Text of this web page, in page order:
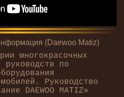
(Daewoo Matiz)
многокрасочных
руководств по
Руководство
DAEWOO MATIZ»